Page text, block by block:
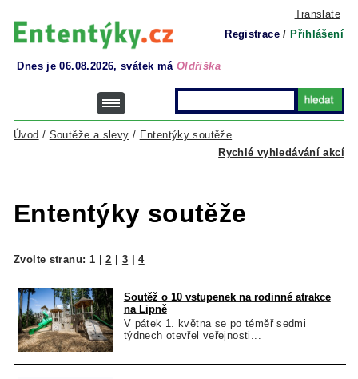
Translate
Registrace / Přihlášení
Dnes je 06.08.2026, svátek má Oldřiška
Rychlé vyhledávání akcí
Úvod / Soutěže a slevy / Ententýky soutěže
Ententýky soutěže
Zvolte stranu: 1 |2 3 |4
Soutěž o 10 vstupenek na rodinné atrakce
na Lipně
V pátek 1. května se po téměř sedmi
týdnech otevřel veřejnosti...